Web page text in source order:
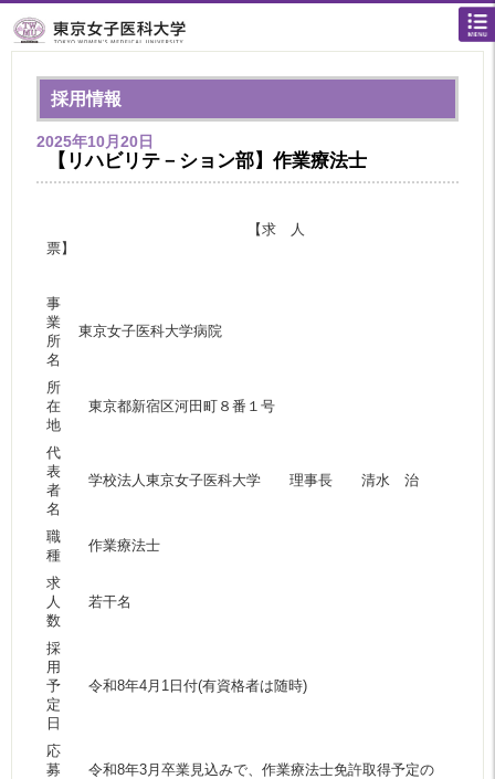
採用情報
2025年10月20日
【リハビリテ－ション部】作業療法士
【求 人
票】
事
業
所
名
東京女子医科大学病院
所
在
地
東京都新宿区河田町８番１号
代
表
者
名
学校法人東京女子医科大学 理事長 清水 治
職
種
作業療法士
求
人
数
若干名
採
用
予
定
日
令和8年4月1日付(有資格者は随時)
応
募
令和8年3月卒業見込みで、作業療法士免許取得予定の